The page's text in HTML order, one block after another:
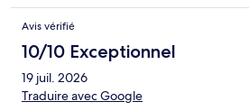
Avis vérifié
10/10 Exceptionnel
19 juil. 2026
Traduire avec Google